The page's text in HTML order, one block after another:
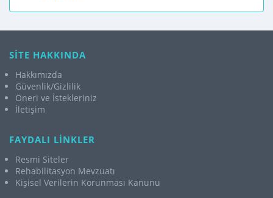
SİTE HAKKINDA
Hakkımızda
Güvenlik/Gizlilik
Öneri ve İstekleriniz
İletişim
FAYDALI LİNKLER
Resmi Siteler
Rehabilitasyon Mevzuatı
Kişisel Verilerin Korunması Kanunu